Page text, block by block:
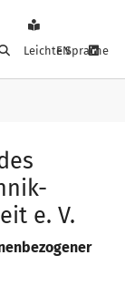
Leichte Sprache
EN
e. V.